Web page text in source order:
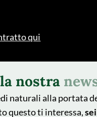
qui
nostra
naturali alla portata
questo ti interessa,